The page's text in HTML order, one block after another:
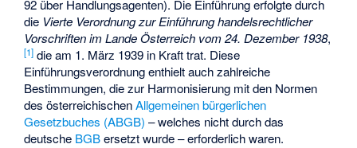
92 über Handlungsagenten). Die Einführung erfolgte durch
die Vierte Verordnung zur Einführung handelsrechtlicher
Vorschriften im Lande Österreich vom 24. Dezember 1938,
[1] die am 1. März 1939 in Kraft trat. Diese
Einführungsverordnung enthielt auch zahlreiche
Bestimmungen, die zur Harmonisierung mit den Normen
des österreichischenAllgemeinen bürgerlichen
Gesetzbuches (ABGB) – welches nicht durch das
deutsche BGBersetzt wurde – erforderlich waren.